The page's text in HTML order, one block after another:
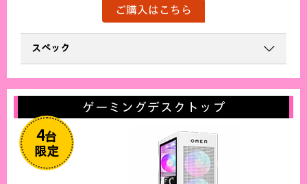
ご購入はこちら
スペック
ゲーミングデスクトップ
4台
限定